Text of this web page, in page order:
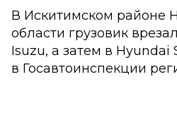
В Искитимском районе
области грузовик
Isuzu, а затем в Hyundai
в Госавтоинспекции